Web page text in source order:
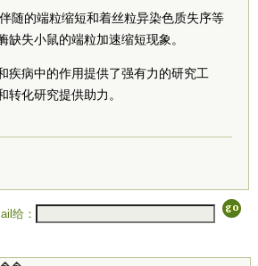
随的端粒缩短和着丝粒异染色质失序等
失小鼠的端粒加速缩短现象。
疾病中的作用提供了强有力的研究工
化研究提供助力。
给：